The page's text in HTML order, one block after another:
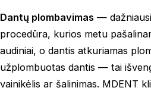
Dantų plombavimas —
procedūra, kurios metu
audiniai, o dantis atkuriamas
užplombuotas dantis — tai
vainikėlis ar šalinimas. MDENT